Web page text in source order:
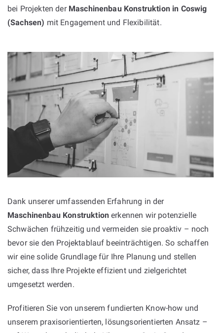
bei Projekten der Maschinenbau Konstruktion in Coswig
(Sachsen) mit Engagement und Flexibilität.
Dank unserer umfassenden Erfahrung in der
Maschinenbau Konstruktion erkennen wir potenzielle
Schwächen frühzeitig und vermeiden sie proaktiv – noch
bevor sie den Projektablauf beeinträchtigen. So schaffen
wir eine solide Grundlage für Ihre Planung und stellen
sicher, dass Ihre Projekte effizient und zielgerichtet
umgesetzt werden.
Profitieren Sie von unserem fundierten Know-how und
unserem praxisorientierten, lösungsorientierten Ansatz –